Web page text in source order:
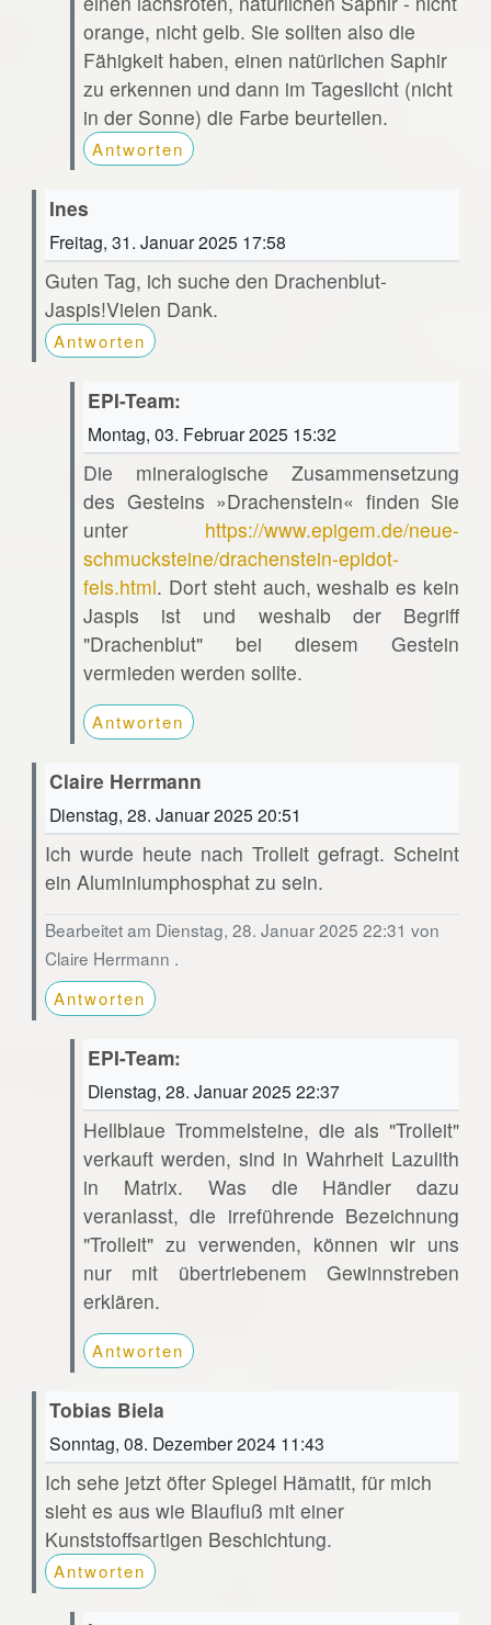
orange, nicht gelb. Sie sollten also die
Fähigkeit haben, einen natürlichen Saphir
zu erkennen und dann im Tageslicht (nicht
in der Sonne) die Farbe beurteilen.
Antworten
Ines
Freitag, 31. Januar 2025 17:58
Guten Tag, ich suche den Drachenblut-
Jaspis!Vielen Dank.
Antworten
EPI-Team:
Montag, 03. Februar 2025 15:32
Die mineralogische Zusammensetzung
des Gesteins »Drachenstein« finden Sie
unter https://www.epigem.de/neue-
schmucksteine/drachenstein-epidot-
fels.html. Dort steht auch, weshalb es kein
Jaspis ist und weshalb der Begriff
"Drachenblut" bei diesem Gestein
vermieden werden sollte.
Antworten
Claire Herrmann
Dienstag, 28. Januar 2025 20:51
Ich wurde heute nach Trolleit gefragt. Scheint
ein Aluminiumphosphat zu sein.
Bearbeitet am Dienstag, 28. Januar 2025 22:31 von
Claire Herrmann .
Antworten
EPI-Team:
Dienstag, 28. Januar 2025 22:37
Hellblaue Trommelsteine, die als "Trolleit"
verkauft werden, sind in Wahrheit Lazulith
in Matrix. Was die Händler dazu
veranlasst, die irreführende Bezeichnung
"Trolleit" zu verwenden, können wir uns
nur mit übertriebenem Gewinnstreben
erklären.
Antworten
Tobias Biela
Sonntag, 08. Dezember 2024 11:43
Ich sehe jetzt öfter Spiegel Hämatit, für mich
sieht es aus wie Blaufluß mit einer
Kunststoffsartigen Beschichtung.
Antworten